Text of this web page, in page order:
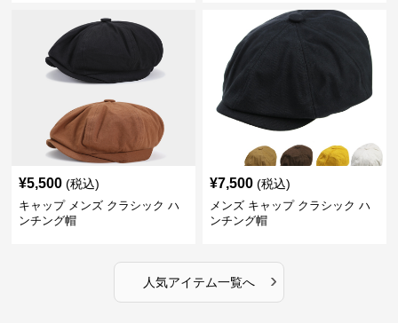
¥5,500 (税込)
キャップ メンズ クラシック ハ
ンチング帽
¥7,500 (税込)
メンズ キャップ クラシック ハ
ンチング帽
人気アイテム一覧へ ›